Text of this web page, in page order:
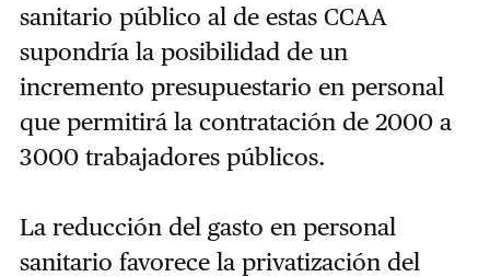
sanitario público al de estas CCAA
supondría la posibilidad de un
incremento presupuestario en personal
que permitirá la contratación de 2000 a
3000 trabajadores públicos.
La reducción del gasto en personal
sanitario favorece la privatización del